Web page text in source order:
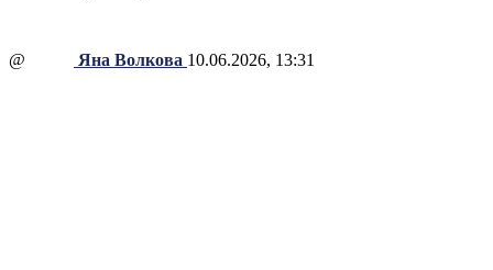
@ Яна Волкова 10.06.2026, 13:31